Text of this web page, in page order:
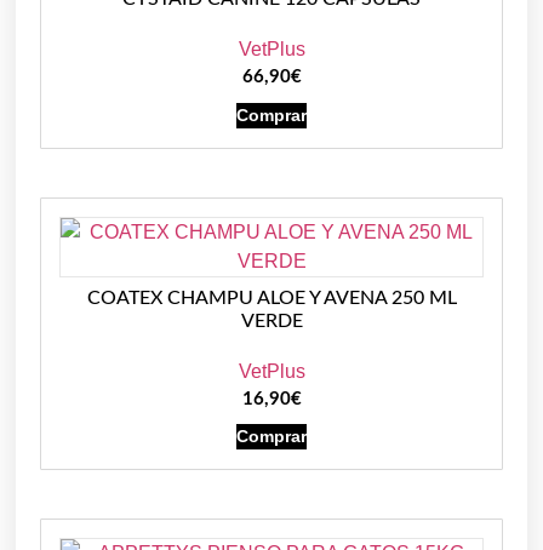
VetPlus
66,90€
Comprar
COATEX CHAMPU ALOE Y AVENA 250 ML
VERDE
VetPlus
16,90€
Comprar